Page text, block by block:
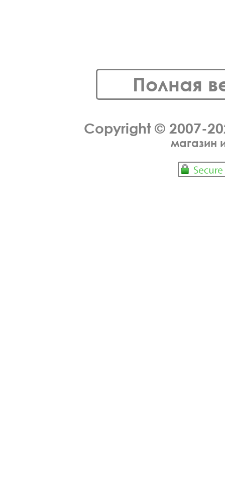
Полная
Copyright © 2007-
магазин